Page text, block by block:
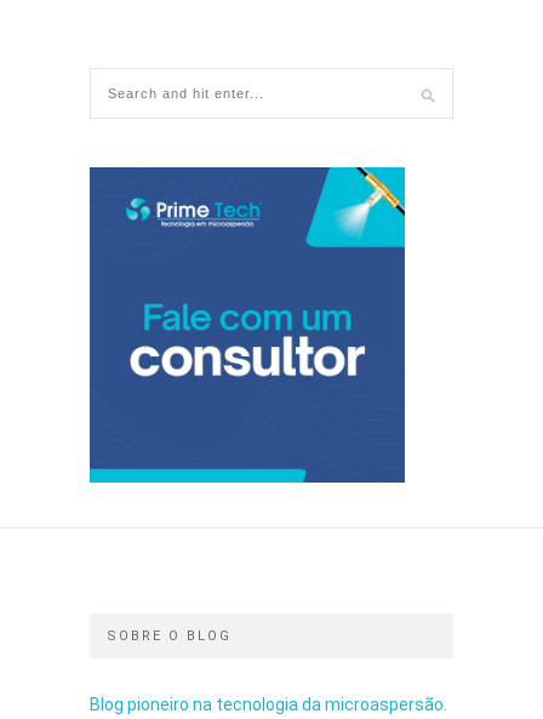
SOBRE O BLOG
Blog pioneiro na tecnologia da microaspersão.